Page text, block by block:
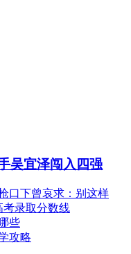
吴宜泽闯入四强
口下曾哀求：别这样
考录取分数线
些
攻略